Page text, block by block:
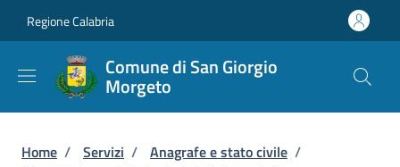
Regione Calabria
Comune di San Giorgio
Morgeto
Briciole di pane
Home / Servizi / Anagrafe e stato civile /